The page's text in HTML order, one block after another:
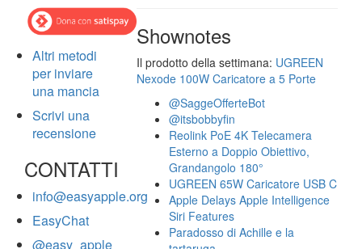
Altri metodi
per inviare
una mancia
Scrivi una
recensione
CONTATTI
info@easyapple.org
EasyChat
@easy_apple
Shownotes
Il prodotto della settimana: UGREEN
Nexode 100W Caricatore a 5 Porte
@SaggeOfferteBot
@itsbobbyfin
Reolink PoE 4K Telecamera
Esterno a Doppio Obiettivo,
Grandangolo 180°
UGREEN 65W Caricatore USB C
Apple Delays Apple Intelligence
Siri Features
Paradosso di Achille e la